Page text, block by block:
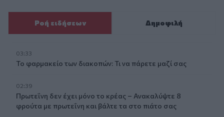
Ροή ειδήσεων Δημοφιλή
03:33
Το φαρμακείο των διακοπών: Τι να πάρετε μαζί σας
02:39
Πρωτεΐνη δεν έχει μόνο το κρέας – Ανακαλύψτε 8
φρούτα με πρωτεΐνη και βάλτε τα στο πιάτο σας